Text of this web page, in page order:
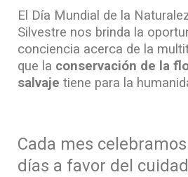
El Día Mundial de la
Silvestre nos brinda la
conciencia acerca de la
que la conservación de la
salvaje tiene para la
Cada mes
días a favor del